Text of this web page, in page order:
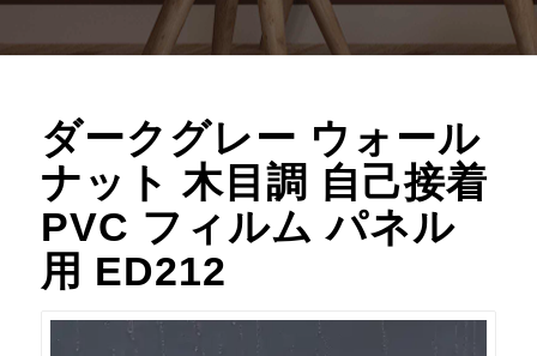
ダークグレー ウォール
ナット 木目調 自己接着
PVC フィルム パネル
用 ED212